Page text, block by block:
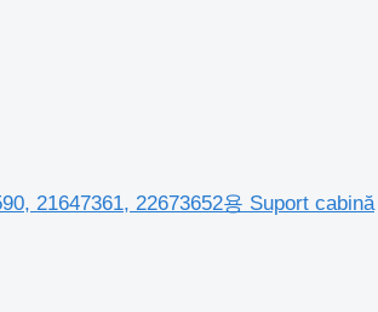
21647361, 22673652용 Suport cabină